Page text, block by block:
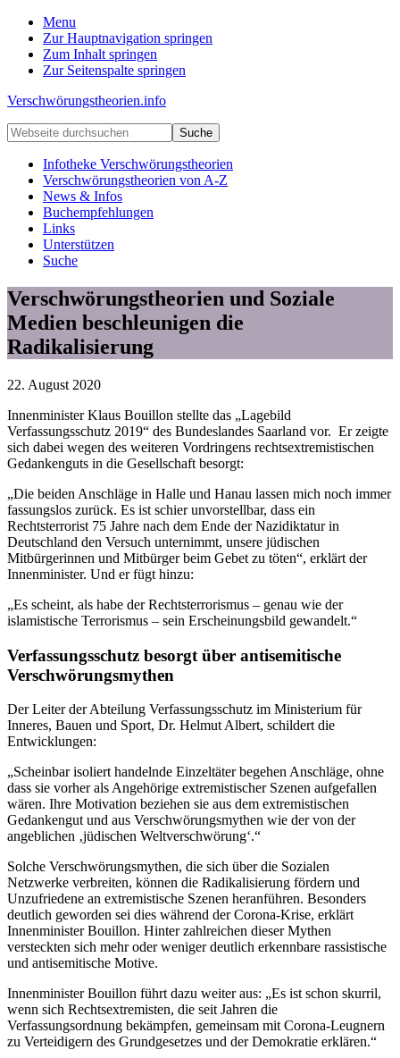
Menu
Zur Hauptnavigation springen
Zum Inhalt springen
Zur Seitenspalte springen
Verschwörungstheorien.info
Beiträge
zu
Merkmalen,
Funktionen
Risiken
konspirationistischen
Denkens
Webseite
durchsuchen
Infotheke Verschwörungstheorien
Verschwörungstheorien von A-Z
News & Infos
Buchempfehlungen
Links
Unterstützen
Suche
Verschwörungstheorien und Soziale
Medien beschleunigen die
Radikalisierung
22. August 2020
Innenminister Klaus Bouillon stellte das „Lagebild
Verfassungsschutz 2019“ des Bundeslandes Saarland vor. Er zeigte
sich dabei wegen des weiteren Vordringens rechtsextremistischen
Gedankenguts in die Gesellschaft besorgt:
„Die beiden Anschläge in Halle und Hanau lassen mich noch immer
fassungslos zurück. Es ist schier unvorstellbar, dass ein
Rechtsterrorist 75 Jahre nach dem Ende der Nazidiktatur in
Deutschland den Versuch unternimmt, unsere jüdischen
Mitbürgerinnen und Mitbürger beim Gebet zu töten“, erklärt der
Innenminister. Und er fügt hinzu:
„Es scheint, als habe der Rechtsterrorismus – genau wie der
islamistische Terrorismus – sein Erscheinungsbild gewandelt.“
Verfassungsschutz besorgt über antisemitische
Verschwörungsmythen
Der Leiter der Abteilung Verfassungsschutz im Ministerium für
Inneres, Bauen und Sport, Dr. Helmut Albert, schildert die
Entwicklungen:
„Scheinbar isoliert handelnde Einzeltäter begehen Anschläge, ohne
dass sie vorher als Angehörige extremistischer Szenen aufgefallen
wären. Ihre Motivation beziehen sie aus dem extremistischen
Gedankengut und aus Verschwörungsmythen wie der von der
angeblichen ‚jüdischen Weltverschwörung‘.“
Solche Verschwörungsmythen, die sich über die Sozialen
Netzwerke verbreiten, können die Radikalisierung fördern und
Unzufriedene an extremistische Szenen heranführen. Besonders
deutlich geworden sei dies während der Corona-Krise, erklärt
Innenminister Bouillon. Hinter zahlreichen dieser Mythen
versteckten sich mehr oder weniger deutlich erkennbare rassistische
und antisemitische Motive.
Innenminister Bouillon führt dazu weiter aus: „Es ist schon skurril,
wenn sich Rechtsextremisten, die seit Jahren die
Verfassungsordnung bekämpfen, gemeinsam mit Corona-Leugnern
zu Verteidigern des Grundgesetzes und der Demokratie erklären.“